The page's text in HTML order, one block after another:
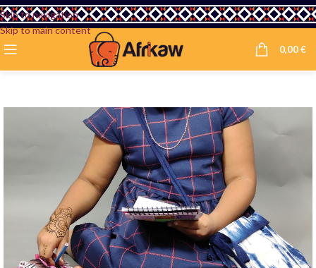
Skip to navigation
Skip to main content
0,00€